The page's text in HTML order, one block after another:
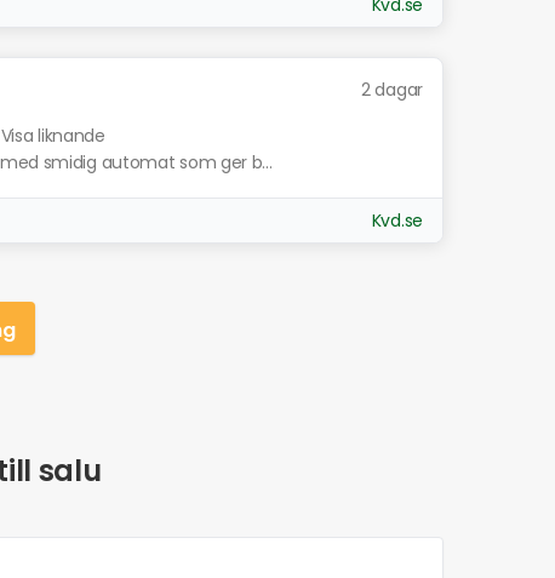
2 dagar
Visa liknande
smidig automat som ger b...
Kvd.se
salu